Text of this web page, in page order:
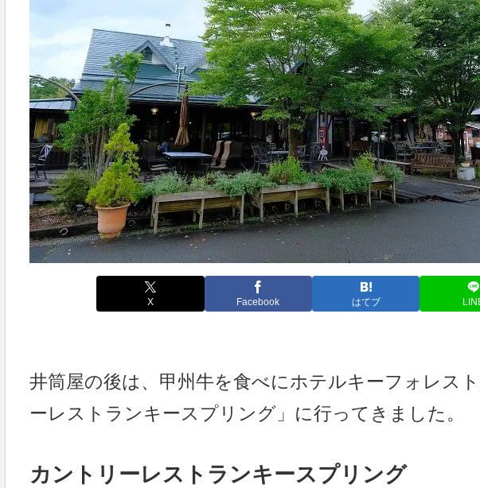
X Facebook はてブ
井筒屋の後は、甲州牛を食べにホテルキーフォレス
ーレストランキースプリング」に行ってきました。
カントリーレストランキースプリング